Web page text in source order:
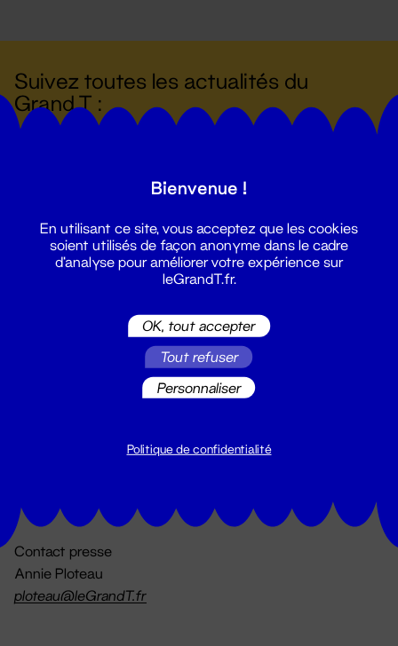
Suivez toutes les actualités du
Grand T :
billetterie@leGrandT.fr
Contact presse
Annie Ploteau
ploteau@leGrandT.fr
Bienvenue !
En utilisant ce site, vous acceptez que les cookies
soient utilisés de façon anonyme dans le cadre
d'analyse pour améliorer votre expérience sur
leGrandT.fr.
OK, tout accepter
Tout refuser
Personnaliser
Politique de confidentialité